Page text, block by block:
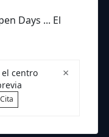
Days ... El
×
centro